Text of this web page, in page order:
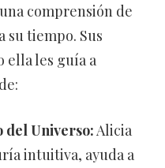
comprensión de
tiempo. Sus
ella les guía a
del Universo: Alicia
intuitiva, ayuda a